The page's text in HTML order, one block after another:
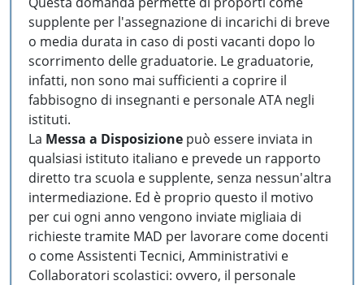
supplente per l'assegnazione di incarichi di breve
o media durata in caso di posti vacanti dopo lo
scorrimento delle graduatorie. Le graduatorie,
infatti, non sono mai sufficienti a coprire il
fabbisogno di insegnanti e personale ATA negli
istituti.
La Messa a Disposizione può essere inviata in
qualsiasi istituto italiano e prevede un rapporto
diretto tra scuola e supplente, senza nessun'altra
intermediazione. Ed è proprio questo il motivo
per cui ogni anno vengono inviate migliaia di
richieste tramite MAD per lavorare come docenti
o come Assistenti Tecnici, Amministrativi e
Collaboratori scolastici: ovvero, il personale